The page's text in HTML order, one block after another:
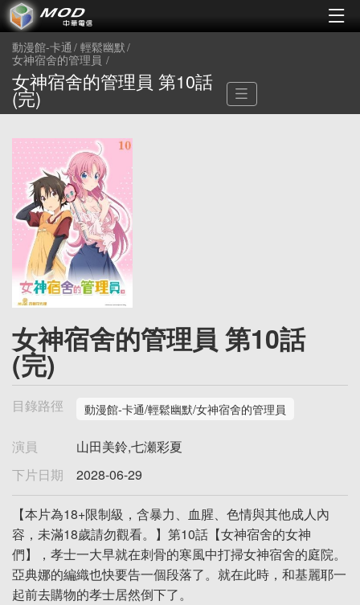
動漫館-卡通 輕鬆幽默
女神宿舍的管理員
女神宿舍的管理員 第10話
(完)
女神宿舍的管理員 第10話
(完)
目錄路徑 動漫館-卡通/輕鬆幽默/女神宿舍的管理員
演員
山田美鈴,七瀬彩夏
下片日期
2028-06-29
【本片為18+限制級，含暴力、血腥、色情與其他成人內
容，未滿18歲請勿觀看。】第10話【女神宿舍的女神
們】，孝士一大早就在刺骨的寒風中打掃女神宿舍的庭院。
亞典娜的編織也快要告一個段落了。就在此時，和基麗耶一
起前去購物的孝士居然倒下了。